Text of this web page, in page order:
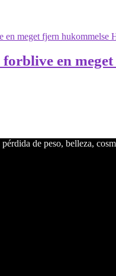
en
de peso, belleza,